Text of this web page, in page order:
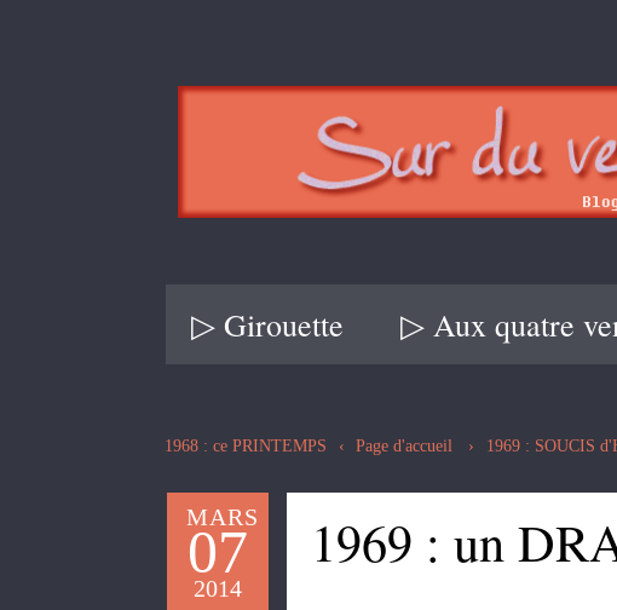
▷ Girouette ▷ Aux quatre
1968 : ce PRINTEMPS Page d'accueil 1969 : SOUCIS
MARS
07
2014
1969 : un